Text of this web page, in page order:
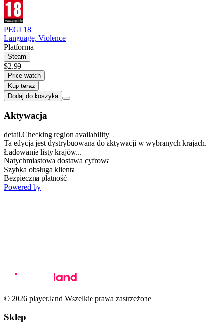
PEGI 18
Language, Violence
Platforma
Steam
$2.99
Price watch
Kup teraz
Dodaj do koszyka
Aktywacja
detail.Checking region availability
Ta edycja jest dystrybuowana do aktywacji w wybranych krajach.
Ładowanie listy krajów...
Natychmiastowa dostawa cyfrowa
Szybka obsługa klienta
Bezpieczna płatność
Powered by
© 2026 player.land Wszelkie prawa zastrzeżone
Sklep